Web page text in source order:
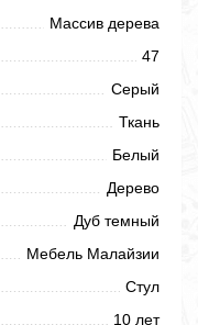
Массив дерева
47
Серый
Ткань
Белый
Дерево
Дуб темный
Мебель Малайзии
Стул
10 лет